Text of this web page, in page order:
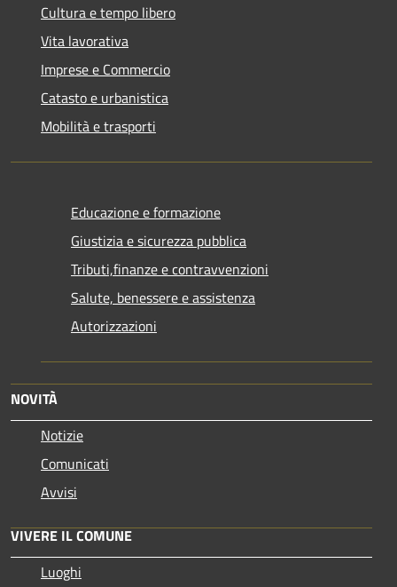
Cultura e tempo libero
Vita lavorativa
Imprese e Commercio
Catasto e urbanistica
Mobilità e trasporti
Educazione e formazione
Giustizia e sicurezza pubblica
Tributi,finanze e contravvenzioni
Salute, benessere e assistenza
Autorizzazioni
NOVITÀ
Notizie
Comunicati
Avvisi
VIVERE IL COMUNE
Luoghi